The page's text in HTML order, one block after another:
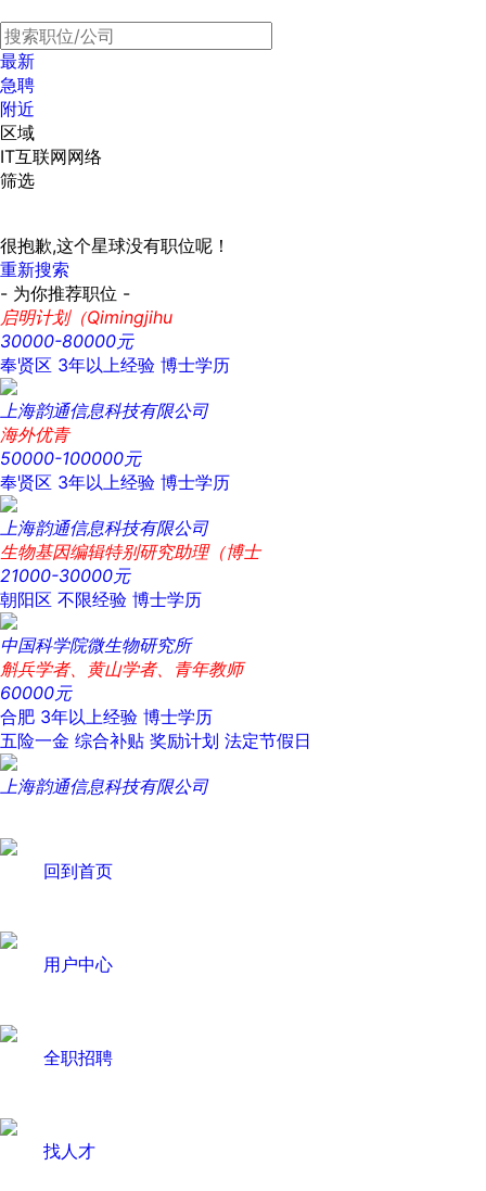
最新
急聘
附近
区域
IT互联网网络
筛选
很抱歉,这个星球没有职位呢！
重新搜索
- 为你推荐职位 -
启明计划（Qimingjihu
30000-80000元
奉贤区 3年以上经验 博士学历
上海韵通信息科技有限公司
海外优青
50000-100000元
奉贤区 3年以上经验 博士学历
上海韵通信息科技有限公司
生物基因编辑特别研究助理（博士
21000-30000元
朝阳区 不限经验 博士学历
中国科学院微生物研究所
斛兵学者、黄山学者、青年教师
60000元
合肥 3年以上经验 博士学历
五险一金 综合补贴 奖励计划 法定节假日
上海韵通信息科技有限公司
回到首页
用户中心
全职招聘
找人才